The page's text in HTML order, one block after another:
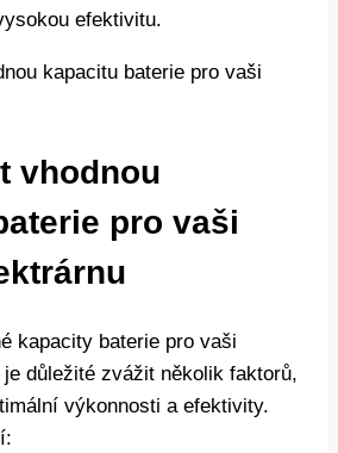
efektivitu.
vhodnou
pro vaši
kapacity baterie pro vaši
důležité zvážit několik faktorů,
výkonnosti a efektivity.